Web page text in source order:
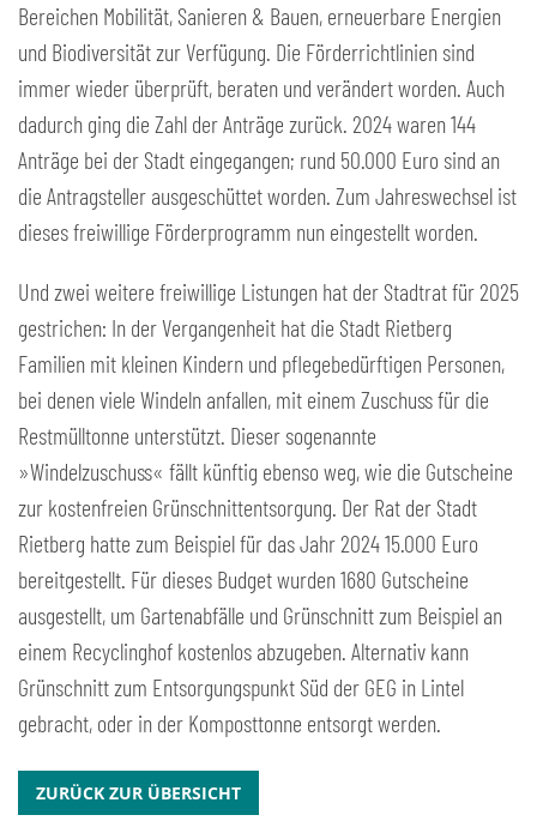
Bereichen Mobilität, Sanieren & Bauen, erneuerbare Energien
und Biodiversität zur Verfügung. Die Förderrichtlinien sind
immer wieder überprüft, beraten und verändert worden. Auch
dadurch ging die Zahl der Anträge zurück. 2024 waren 144
Anträge bei der Stadt eingegangen; rund 50.000 Euro sind an
die Antragsteller ausgeschüttet worden. Zum Jahreswechsel ist
dieses freiwillige Förderprogramm nun eingestellt worden.
Und zwei weitere freiwillige Listungen hat der Stadtrat für 2025
gestrichen: In der Vergangenheit hat die Stadt Rietberg
Familien mit kleinen Kindern und pflegebedürftigen Personen,
bei denen viele Windeln anfallen, mit einem Zuschuss für die
Restmülltonne unterstützt. Dieser sogenannte
»Windelzuschuss« fällt künftig ebenso weg, wie die Gutscheine
zur kostenfreien Grünschnittentsorgung. Der Rat der Stadt
Rietberg hatte zum Beispiel für das Jahr 2024 15.000 Euro
bereitgestellt. Für dieses Budget wurden 1680 Gutscheine
ausgestellt, um Gartenabfälle und Grünschnitt zum Beispiel an
einem Recyclinghof kostenlos abzugeben. Alternativ kann
Grünschnitt zum Entsorgungspunkt Süd der GEG in Lintel
gebracht, oder in der Komposttonne entsorgt werden.
ZURÜCK ZUR ÜBERSICHT